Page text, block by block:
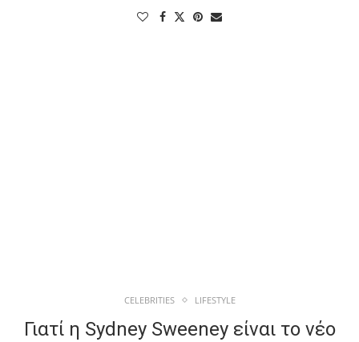
CELEBRITIES LIFESTYLE
Γιατί η Sydney Sweeney είναι το νέο